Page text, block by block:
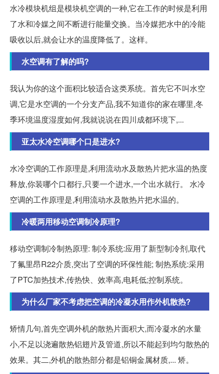
水冷模块机组是模块机空调的一种,它在工作的时候是利用
了水和冷媒之间不断进行能量交换。当冷媒把水中的冷能
吸收以后,就会让水的温度降低了。这样。
水空调有了解的吗?
我认为你的这个面积比较适合这类系统。首先它不叫水空
调,它是水空调的一个分支产品,我不知道你的家在哪里,冬
季环境温度湿度如何,我就说说在四川成都环境下,...
亚太水冷空调哪个口是进水?
水冷空调的工作原理是,利用流动水及散热片把水温的热度
释放,你装哪个口都行,只要一个进水,一个出水就行。 水冷
空调的工作原理是,利用流动水及散热片把水温的。
冷暖两用移动空调制冷原理?
移动空调制冷制热原理: 制冷系统:应用了新型制冷剂,取代
了氟里昂R22介质,突出了空调的环保性能; 制热系统:采用
了PTC加热技术,传热快、效率高,电耗低;控制系统。
为什么厂家不考虑把空调的冷凝水用作外机散热?
矫情几句,首先空调外机的散热片面积大,而冷凝水的水量
小,不足以浇遍散热铝翅片及管道,所以不能起到均匀散热的
效果。其二,外机的散热部分都是铝铜金属材质,... 矫。